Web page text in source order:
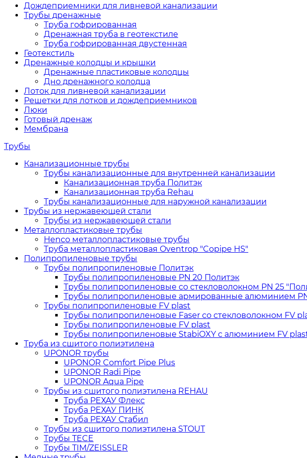
Дождеприемники для ливневой канализации
Трубы дренажные
Труба гофрированная
Дренажная труба в геотекстиле
Труба гофрированная двустенная
Геотекстиль
Дренажные колодцы и крышки
Дренажные пластиковые колодцы
Дно дренажного колодца
Лоток для ливневой канализации
Решетки для лотков и дождеприемников
Люки
Готовый дренаж
Мембрана
Трубы
Канализационные трубы
Трубы канализационные для внутренней канализации
Канализационная труба Политэк
Канализационная труба Rehau
Трубы канализационные для наружной канализации
Трубы из нержавеющей стали
Трубы из нержавеющей стали
Металлопластиковые трубы
Henco металлопластиковые трубы
Труба металлопластиковая Oventrop "Copipe HS"
Полипропиленовые трубы
Трубы полипропиленовые Политэк
Трубы полипропиленовые PN 20 Политэк
Трубы полипропиленовые со стекловолокном PN 25
Трубы полипропиленовые армированные алюминием
Трубы полипропиленовые FV plast
Трубы полипропиленовые Faser со стекловолокном FV
Трубы полипропиленовые FV plast
Трубы полипропиленовые StabiOXY с алюминием FV
Труба из сшитого полиэтилена
UPONOR трубы
UPONOR Comfort Pipe Plus
UPONOR Radi Pipe
UPONOR Aqua Pipe
Трубы из сшитого полиэтилена REHAU
Труба РЕХАУ Флекс
Труба РЕХАУ ПИНК
Труба РЕХАУ Стабил
Трубы из сшитого полиэтилена STOUT
Трубы TECE
Трубы TIM/ZEISSLER